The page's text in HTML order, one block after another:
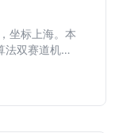
坐标上海。本
法双赛道机
长路径，助